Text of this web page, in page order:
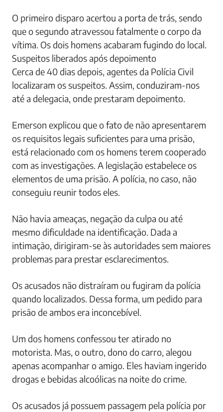
O primeiro disparo acertou a porta de trás, sendo
que o segundo atravessou fatalmente o corpo da
vítima. Os dois homens acabaram fugindo do local.
Suspeitos liberados após depoimento
Cerca de 40 dias depois, agentes da Polícia Civil
localizaram os suspeitos. Assim, conduziram-nos
até a delegacia, onde prestaram depoimento.
Emerson explicou que o fato de não apresentarem
os requisitos legais suficientes para uma prisão,
está relacionado com os homens terem cooperado
com as investigações. A legislação estabelece os
elementos de uma prisão. A polícia, no caso, não
conseguiu reunir todos eles.
Não havia ameaças, negação da culpa ou até
mesmo dificuldade na identificação. Dada a
intimação, dirigiram-se às autoridades sem maiores
problemas para prestar esclarecimentos.
Os acusados não distraíram ou fugiram da polícia
quando localizados. Dessa forma, um pedido para
prisão de ambos era inconcebível.
Um dos homens confessou ter atirado no
motorista. Mas, o outro, dono do carro, alegou
apenas acompanhar o amigo. Eles haviam ingerido
drogas e bebidas alcoólicas na noite do crime.
Os acusados já possuem passagem pela polícia por